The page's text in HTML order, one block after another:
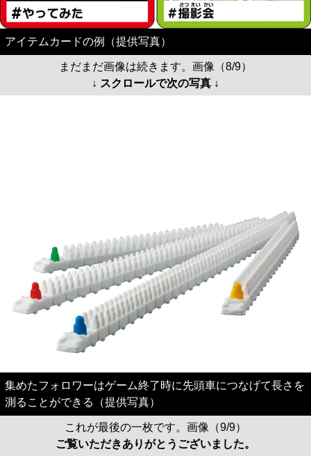
アイテムカードの例（提供写真）
まだまだ画像は続きます。画像（8/9）
↓ スクロールで次の写真 ↓
集めたフォロワーはゲーム終了時に先頭車につなげて長さを
測ることができる（提供写真）
これが最後の一枚です。画像（9/9）
ご覧いただきありがとうございました。